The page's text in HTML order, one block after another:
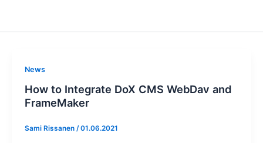
News
How to Integrate DoX CMS WebDav and
FrameMaker
Sami Rissanen /01.06.2021